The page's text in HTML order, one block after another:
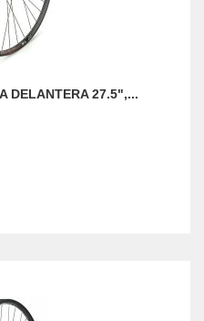
DELANTERA 27.5",...